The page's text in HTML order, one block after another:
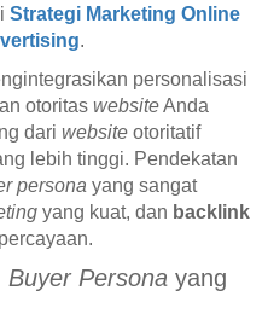
Strategi Marketing Online
.
personalisasi
otoritas websiteAnda
dari websiteotoritatif
lebih tinggi. Pendekatan
persona yang sangat
yang kuat, dan backlink
Buyer Persona yang